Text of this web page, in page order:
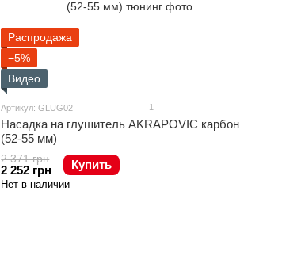
Распродажа
−5%
Видео
Артикул: GLUG02 1
Насадка на глушитель AKRAPOVIC карбон
(52-55 мм)
2 371 грн
2 252 грн Купить
Нет в наличии